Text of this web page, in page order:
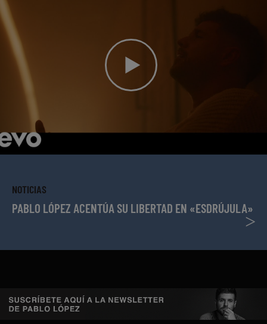
NOTICIAS
PABLO LÓPEZ ACENTÚA SU LIBERTAD EN «ESDRÚJULA»
>